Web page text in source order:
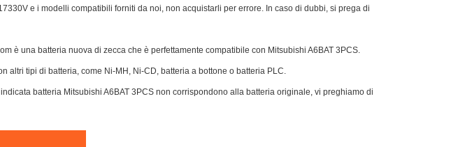
e i modelli compatibili forniti da noi, non acquistarli per errore. In caso di dubbi, si prega di
è una batteria nuova di zecca che è perfettamente compatibile con Mitsubishi A6BAT 3PCS.
altri tipi di batteria, come Ni-MH, Ni-CD, batteria a bottone o batteria PLC.
batteria Mitsubishi A6BAT 3PCS non corrispondono alla batteria originale, vi preghiamo di